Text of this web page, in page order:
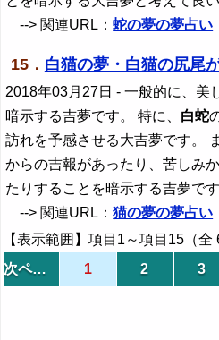
--> 関連URL：蛇の夢の夢占い
15． 白猫の夢・白猫の尻尾
2018年03月27日 - 一般的に、美
暗示する吉夢です。 特に、 白蛇
訪れを予感させる大吉夢です。
からの吉報があったり、苦しみ
たりすることを暗示する吉夢です
--> 関連URL：猫の夢の夢占い
【表示範囲】項目1～項目15（全
次ページ
1 2 3